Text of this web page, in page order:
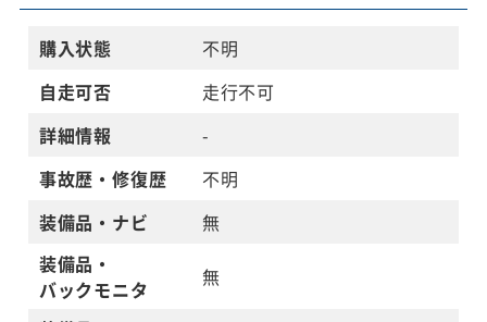
購入状態
不明
自走可否
走行不可
詳細情報
-
事故歴・修復歴
不明
装備品・ナビ
無
装備品・
バックモニタ
無